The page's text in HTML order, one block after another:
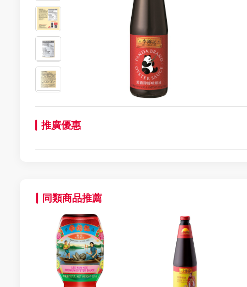
推廣優惠
同類商品推薦